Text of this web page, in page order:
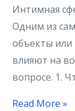
Интимная
Одним из
объекты или
влияют на
вопросе. 1.
Read More »